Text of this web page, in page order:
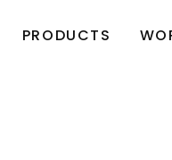
PRODUCTS